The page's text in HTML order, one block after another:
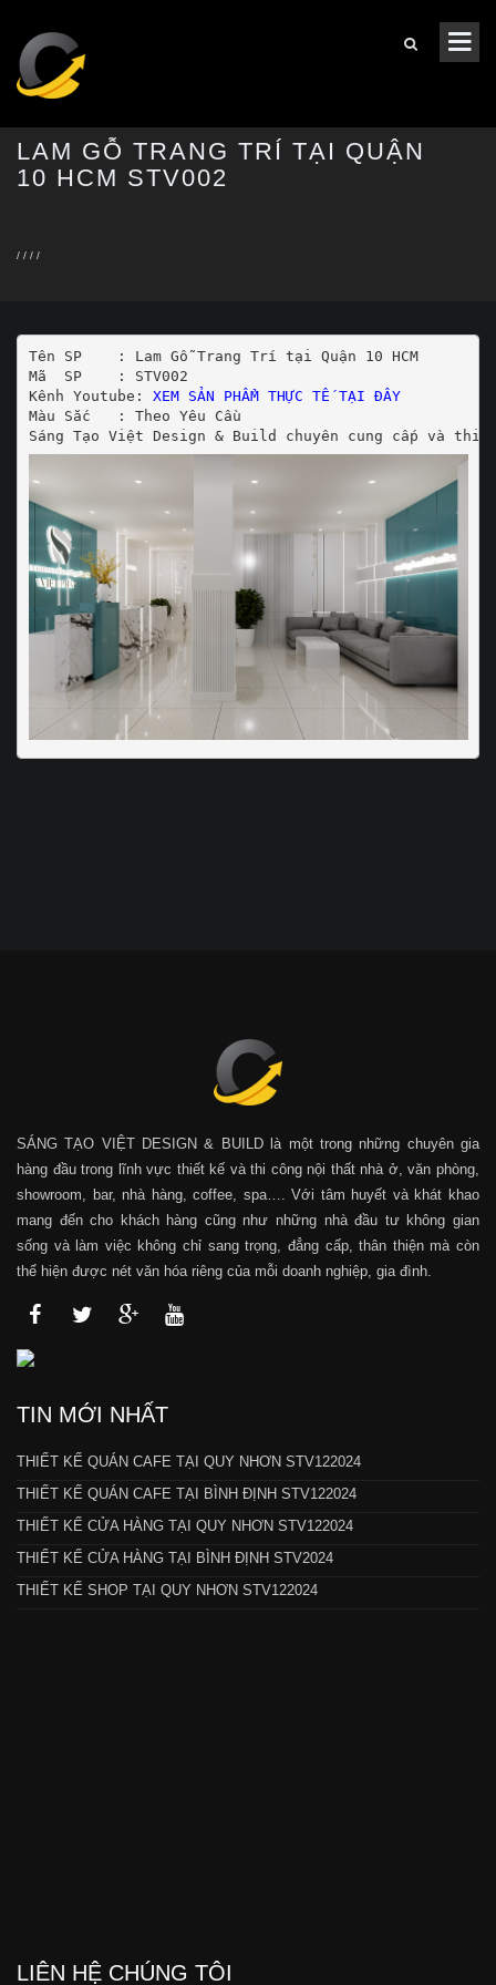
LAM GỖ TRANG TRÍ TẠI QUẬN
10 HCM STV002
/ / / /
Tên SP    : Lam Gỗ Trang Trí tại Quận 10 HCM
Mã  SP    : STV002
Kênh Youtube: XEM SẢN PHẨM THỰC TẾ TẠI ĐÂY
Màu Sắc   : Theo Yêu Cầu
SÁNG TẠO VIỆT DESIGN & BUILD là một trong những chuyên gia
hàng đầu trong lĩnh vực thiết kế và thi công nội thất nhà ở, văn phòng,
showroom, bar, nhà hàng, coffee, spa…. Với tâm huyết và khát khao
mang đến cho khách hàng cũng như những nhà đầu tư không gian
sống và làm việc không chỉ sang trọng, đẳng cấp, thân thiện mà còn
thể hiện được nét văn hóa riêng của mỗi doanh nghiệp, gia đình.
TIN MỚI NHẤT
THIẾT KẾ QUÁN CAFE TẠI QUY NHƠN STV122024
THIẾT KẾ QUÁN CAFE TẠI BÌNH ĐỊNH STV122024
THIẾT KẾ CỬA HÀNG TẠI QUY NHƠN STV122024
THIẾT KẾ CỬA HÀNG TẠI BÌNH ĐỊNH STV2024
THIẾT KẾ SHOP TẠI QUY NHƠN STV122024
LIÊN HỆ CHÚNG TÔI